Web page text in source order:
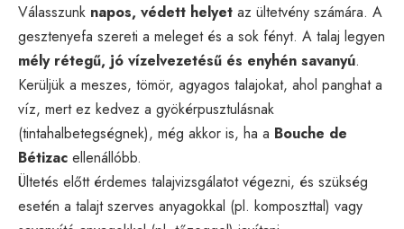
Válasszunk napos, védett helyet az ültetvény számára. A
gesztenyefa szereti a meleget és a sok fényt. A talaj legyen
mély rétegű, jó vízelvezetésű és enyhén savanyú.
Kerüljük a meszes, tömör, agyagos talajokat, ahol panghat a
víz, mert ez kedvez a gyökérpusztulásnak
(tintahalbetegségnek), még akkor is, ha a Bouche de
Bétizac ellenállóbb.
Ültetés előtt érdemes talajvizsgálatot végezni, és szükség
esetén a talajt szerves anyagokkal (pl. komposzttal) vagy